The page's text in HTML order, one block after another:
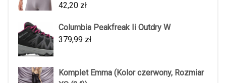
42,20 zł
Columbia Peakfreak Ii Outdry W
379,99 zł
Komplet Emma (Kolor czerwony, Rozmiar